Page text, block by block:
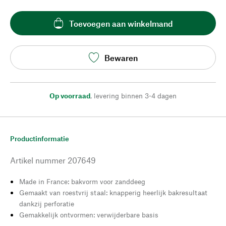
Toevoegen aan winkelmand
Bewaren
Op voorraad, levering binnen 3-4 dagen
Productinformatie
Artikel nummer 207649
Made in France: bakvorm voor zanddeeg
Gemaakt van roestvrij staal: knapperig heerlijk bakresultaat
dankzij perforatie
Gemakkelijk ontvormen: verwijderbare basis